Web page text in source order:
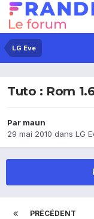
LG Eve
Tuto : Rom
Par maun
29 mai 2010 dans LG
PRÉCÉDENT